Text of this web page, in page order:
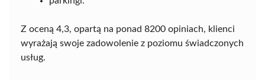
Z oceną 4,3, opartą na ponad 8200 opiniach, klienci
wyrażają swoje zadowolenie z poziomu świadczonych
usług.